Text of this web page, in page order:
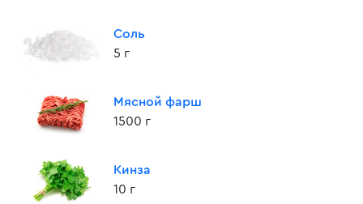
Соль
5 г
Мясной фарш
1500 г
Кинза
10 г